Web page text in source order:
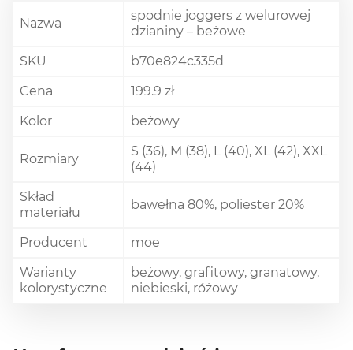
Nazwa
spodnie joggers z welurowej
dzianiny – beżowe
SKU
b70e824c335d
Cena
199.9 zł
Kolor
beżowy
Rozmiary
S (36), M (38), L (40), XL (42), XXL
(44)
Skład
materiału
bawełna 80%, poliester 20%
Producent
moe
Warianty
kolorystyczne
beżowy, grafitowy, granatowy,
niebieski, różowy